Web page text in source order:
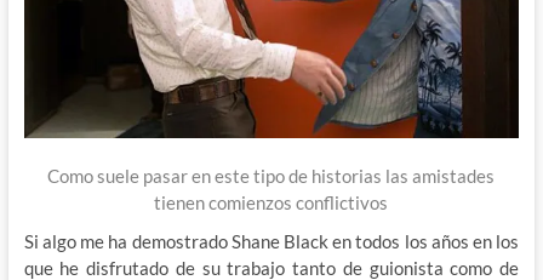
Como suele pasar en este tipo de historias las amistades
tienen comienzos conflictivos
Si algo me ha demostrado Shane Black en todos los años en los
que he disfrutado de su trabajo tanto de guionista como de